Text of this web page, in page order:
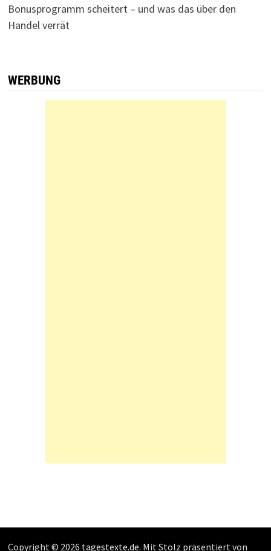
Bonusprogramm scheitert – und was das über den
Handel verrät
WERBUNG
Copyright © 2026 tagestexte.de. Mit Stolz präsentiert von